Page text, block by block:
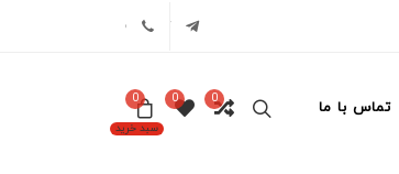
تلگرام
0
0
سبد خرید
0 تماس با ما